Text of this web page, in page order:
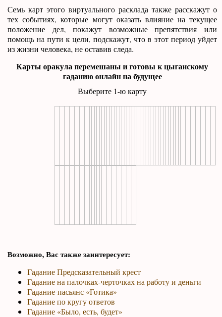
Семь карт этого виртуального расклада также расскажут о
тех событиях, которые могут оказать влияние на текущее
положение дел, покажут возможные препятствия или
помощь на пути к цели, подскажут, что в этот период уйдет
из жизни человека, не оставив следа.
Карты оракула перемешаны и готовы к цыганскому
гаданию онлайн на будущее
Выберите 1-ю карту
Возможно, Вас также заинтересует:
Гадание Предсказательный крест
Гадание на палочках-черточках на работу и деньги
Гадание-пасьянс «Готика»
Гадание по кругу ответов
Гадание «Было, есть, будет»